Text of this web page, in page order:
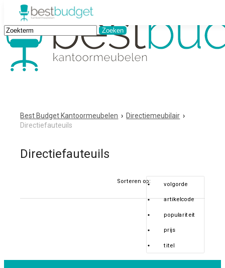
Best Budget Kantoormeubelen › Directiemeubilair ›
Directiefauteuils
Directiefauteuils
Sorteren op: volgorde
artikelcode
populariteit
prijs
titel